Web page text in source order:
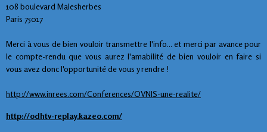
108 boulevard Malesherbes
Paris 75017
Merci à vous de bien vouloir transmettre l'info... et merci par avance pour
le compte-rendu que vous aurez l'amabilité de bien vouloir en faire si
vous avez donc l'opportunité de vous y rendre !
http://www.inrees.com/Conferences/OVNIS-une-realite/
http://odhtv-replay.kazeo.com/